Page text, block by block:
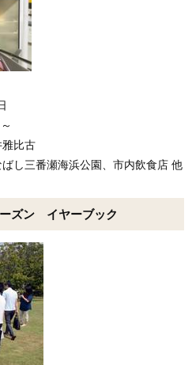
雅比古
し三番瀬海浜公園、市内飲食店 他
ズン イヤーブック